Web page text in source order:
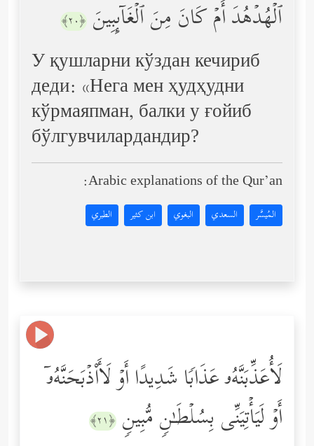
ٱلۡهُدۡهُدَ أَمۡ كَانَ مِنَ ٱلۡغَاۤىِٕبِینَ ﴿٢٠﴾
У қушларни кўздан кечириб
деди: «Нега мен ҳудҳудни
кўрмаяпман, балки у ғойиб
бўлгувчилардандир?
Arabic explanations of the Qur’an:
المُيسَّر السعدي البغوي ابن كثير الطبري
لَأُعَذِّبَنَّهُۥ عَذَابࣰا شَدِیدًا أَوۡ لَأَاْذۡبَحَنَّهُۥۤ
أَوۡ لَیَأۡتِیَنِّی بِسُلۡطَـٰنࣲ مُّبِینࣲ ﴿٢١﴾